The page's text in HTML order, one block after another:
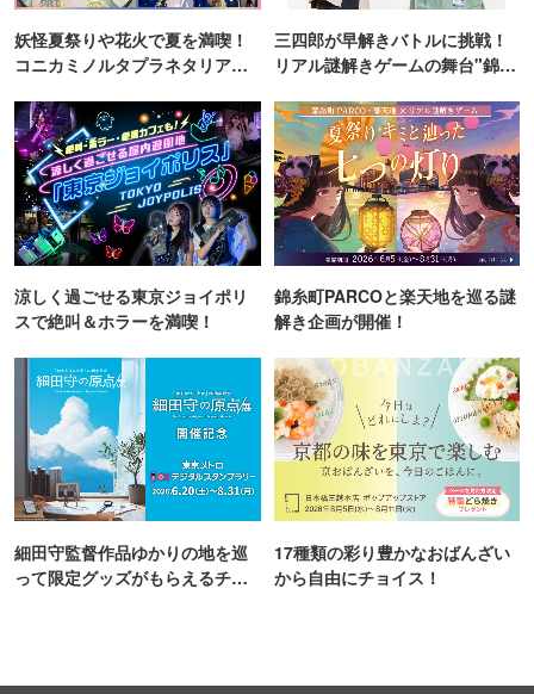
妖怪夏祭りや花火で夏を満喫！
コニカミノルタプラネタリア
三四郎が早解きバトルに挑戦！
リアル謎解きゲームの舞台"錦糸
涼しく過ごせる東京ジョイポリ
スで絶叫＆ホラーを満喫！
錦糸町PARCOと楽天地を巡る謎
解き企画が開催！
細田守監督作品ゆかりの地を巡
って限定グッズがもらえるチャ
17種類の彩り豊かなおばんざい
から自由にチョイス！